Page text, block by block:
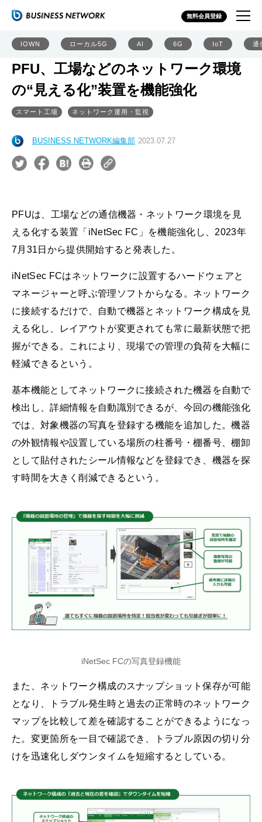
無料会員登録
IOWN ローカル5G AI 6G IoT 通
PFU、工場などのネットワーク環境
の“見える化”装置を機能強化
スマート工場 ネットワーク運用・監視
BUSINESS NETWORK編集部 2023.07.27
PFUは、工場などの通信機器・ネットワーク環境を見
える化する装置「iNetSec FC」を機能強化し、2023年
7月31日から提供開始すると発表した。
iNetSec FCはネットワークに設置するハードウェアと
マネージャーと呼ぶ管理ソフトからなる。ネットワーク
に接続するだけで、自動で機器とネットワーク構成を見
える化し、レイアウトが変更されても常に最新状態で把
握ができる。これにより、現場での管理の負荷を大幅に
軽減できるという。
基本機能としてネットワークに接続された機器を自動で
検出し、詳細情報を自動識別できるが、今回の機能強化
では、対象機器の写真を登録する機能を追加した。機器
の外観情報や設置している場所の柱番号・棚番号、棚卸
として貼付されたシール情報などを登録でき、機器を探
す時間を大きく削減できるという。
iNetSec FCの写真登録機能
また、ネットワーク構成のスナップショット保存が可能
となり、トラブル発生時と過去の正常時のネットワーク
マップを比較して差を確認することができるようになっ
た。変更箇所を一目で確認でき、トラブル原因の切り分
けを迅速化しダウンタイムを短縮するとしている。